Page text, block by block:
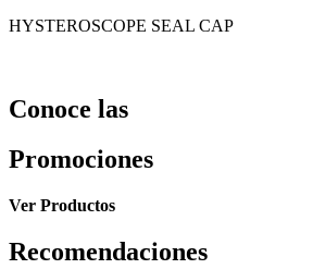
HYSTEROSCOPE SEAL CAP
Conoce las
Promociones
Ver Productos
Recomendaciones